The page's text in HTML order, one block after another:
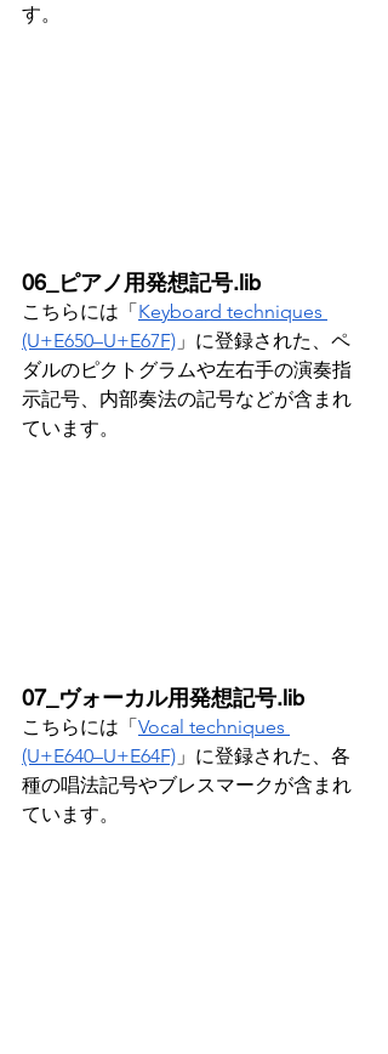
す。
06_ピアノ用発想記号.lib
こちらには「 Keyboard techniques
(U+E650–U+E67F) 」に登録された、ペ
ダルのピクトグラムや左右手の演奏指
示記号、内部奏法の記号などが含まれ
ています。
07_ヴォーカル用発想記号.lib
こちらには「Vocal techniques
(U+E640–U+E64F) 」に登録された、各
種の唱法記号やブレスマークが含まれ
ています。